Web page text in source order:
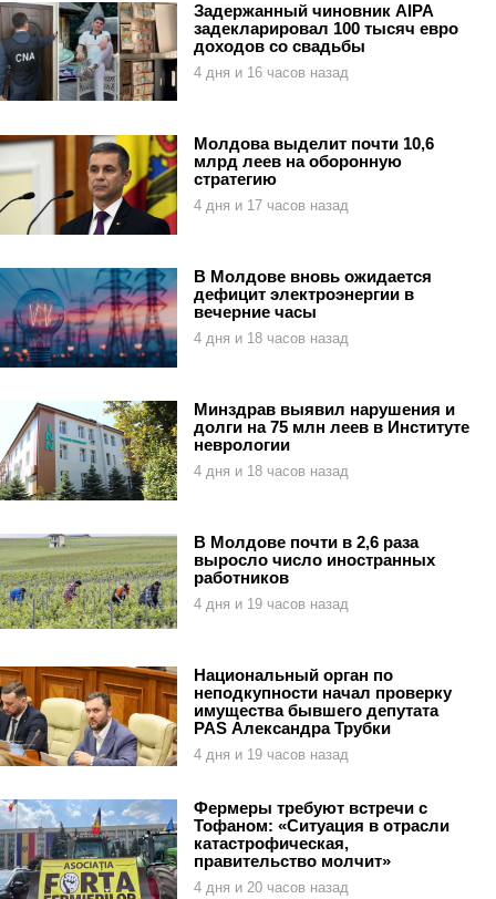
Задержанный чиновник AIPA
задекларировал 100 тысяч евро
доходов со свадьбы
4 дня и 16 часов назад
Молдова выделит почти 10,6
млрд леев на оборонную
стратегию
4 дня и 17 часов назад
В Молдове вновь ожидается
дефицит электроэнергии в
вечерние часы
4 дня и 18 часов назад
Минздрав выявил нарушения и
долги на 75 млн леев в Институте
неврологии
4 дня и 18 часов назад
В Молдове почти в 2,6 раза
выросло число иностранных
работников
4 дня и 19 часов назад
Национальный орган по
неподкупности начал проверку
имущества бывшего депутата
PAS Александра Трубки
4 дня и 19 часов назад
Фермеры требуют встречи с
Тофаном: «Ситуация в отрасли
катастрофическая,
правительство молчит»
4 дня и 20 часов назад